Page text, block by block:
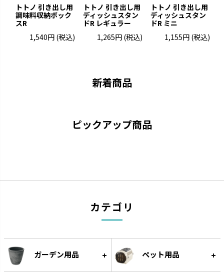
キカケア シェリー
ラクール
機能的なアイテムでワンランクア
トトノ 引き出し用
調味料収納ボック
スR
1,540円 (税込)
トトノ 引き出し用
ディッシュスタン
ドR レギュラー
1,265円 (税込)
トトノ 引き出し用
ディッシュスタン
ドR ミニ
1,155円 (税込)
新着商品
ピックアップ商品
カテゴリ
ガーデン用品 ペット用品